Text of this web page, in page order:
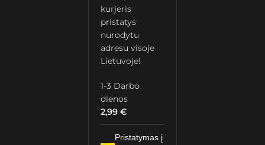
kurjeris
pristatys
nurodytu
adresu visoje
Lietuvoje!
1-3 Darbo
dienos
2,99€
Pristatymas į